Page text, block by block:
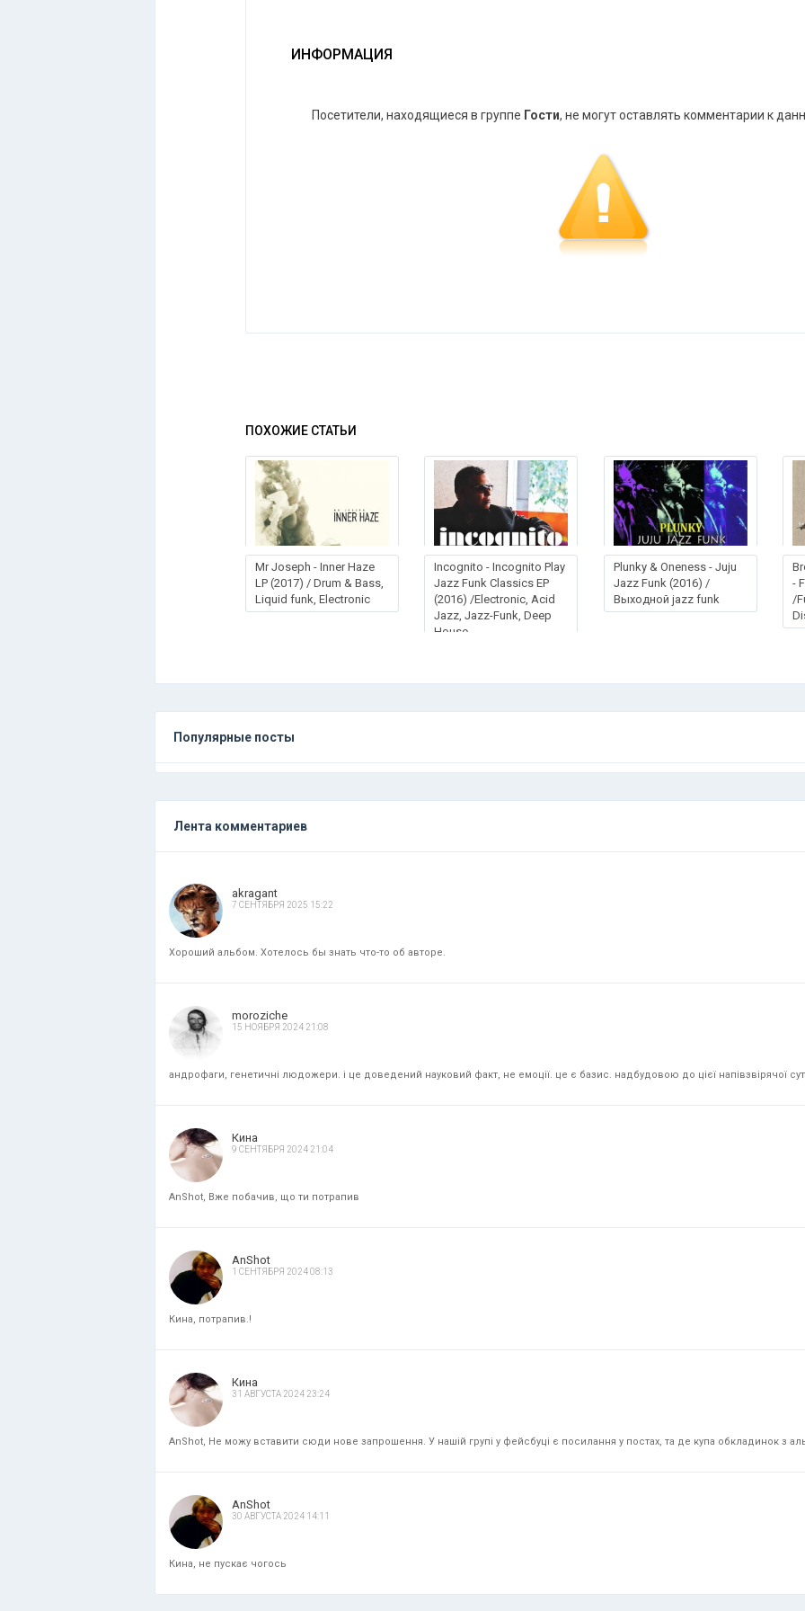
ИНФОРМАЦИЯ
Посетители, находящиеся в группе Гости, не могут оставлять комментарии к
ПОХОЖИЕ СТАТЬИ
Mr Joseph - Inner Haze
LP (2017) / Drum & Bass,
Liquid funk, Electronic
Incognito - Incognito Play
Jazz Funk Classics EP
(2016) /Electronic, Acid
Jazz, Jazz-Funk, Deep
House
Plunky & Oneness - Juju
Jazz Funk (2016) /
Выходной jazz funk
-
/
Популярные посты
Лента комментариев
akragant
7 СЕНТЯБРЯ 2025 15:22
Хороший альбом. Хотелось бы знать что-то об авторе.
moroziche
15 НОЯБРЯ 2024 21:08
андрофаги, генетичні людожери. і це доведений науковий факт, не емоції. це є базис. надбудовою до цієї напівзвірячої
Кина
9 СЕНТЯБРЯ 2024 21:04
AnShot, Вже побачив, що ти потрапив
AnShot
1 СЕНТЯБРЯ 2024 08:13
Кина, потрапив.!
Кина
31 АВГУСТА 2024 23:24
AnShot, Не можу вставити сюди нове запрошення. У нашій групі у фейсбуці є посилання у постах, та де купа обкладинок з
AnShot
30 АВГУСТА 2024 14:11
Кина, не пускає чогось